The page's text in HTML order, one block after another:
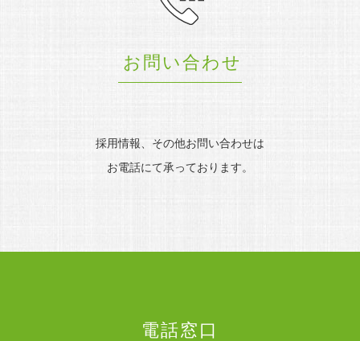
お問い合わせ
採用情報、その他お問い合わせは
お電話にて承っております。
電話窓口